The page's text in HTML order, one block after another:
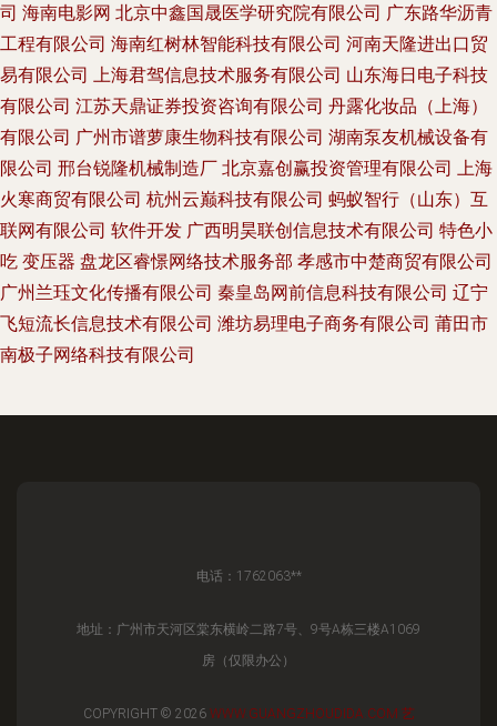
司 海南电影网 北京中鑫国晟医学研究院有限公司 广东路华沥青
工程有限公司 海南红树林智能科技有限公司 河南天隆进出口贸
易有限公司 上海君驾信息技术服务有限公司 山东海日电子科技
有限公司 江苏天鼎证券投资咨询有限公司 丹露化妆品（上海）
有限公司 广州市谱萝康生物科技有限公司 湖南泵友机械设备有
限公司 邢台锐隆机械制造厂 北京嘉创赢投资管理有限公司 上海
火寒商贸有限公司 杭州云巅科技有限公司 蚂蚁智行（山东）互
联网有限公司 软件开发 广西明昊联创信息技术有限公司 特色小
吃 变压器 盘龙区睿憬网络技术服务部 孝感市中楚商贸有限公司
广州兰珏文化传播有限公司 秦皇岛网前信息科技有限公司 辽宁
飞短流长信息技术有限公司 潍坊易理电子商务有限公司 莆田市
南极子网络科技有限公司
电话：1762063**
地址：广州市天河区棠东横岭二路7号、9号A栋三楼A1069
房（仅限办公）
COPYRIGHT © 2026 WWW.GUANGZHOUDIDA.COM 艺